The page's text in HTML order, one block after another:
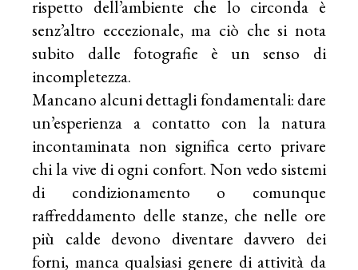
rispetto dell’ambiente che lo circonda è
senz’altro eccezionale, ma ciò che si nota
subito dalle fotografie è un senso di
incompletezza.
Mancano alcuni dettagli fondamentali: dare
un’esperienza a contatto con la natura
incontaminata non significa certo privare
chi la vive di ogni confort. Non vedo sistemi
di condizionamento o comunque
raffreddamento delle stanze, che nelle ore
più calde devono diventare davvero dei
forni, manca qualsiasi genere di attività da